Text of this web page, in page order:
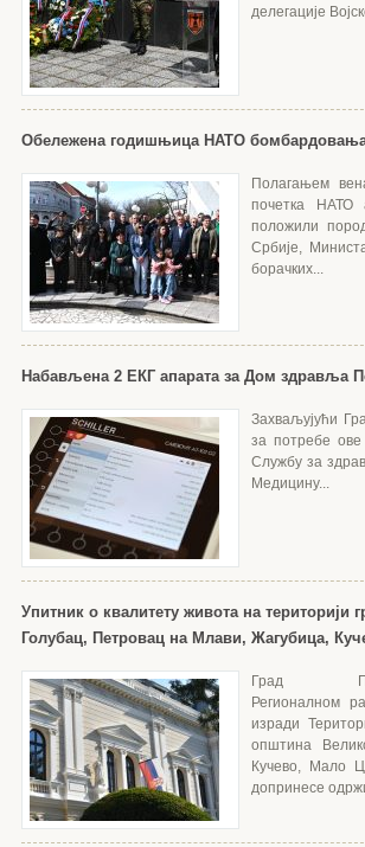
делегације
Обележена годишњица НАТО
Полагањем
почетка НАТО
положили
Србије,
борачких...
Набављена 2 ЕКГ апарата за Дом здравља
Захваљујући
за потребе
Службу за
Медицину...
Упитник о квалитету живота на
Голубац, Петровац на Млави, Жагубица,
Град
Регионалном
изради
општина
Кучево, Мало
допринесе